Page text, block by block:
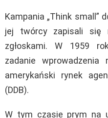
Kampania „Think small”
jej twórcy zapisali się
zgłoskami. W 1959
zadanie wprowadzenia
amerykański rynek
(DDB).
W tym czasie prym na